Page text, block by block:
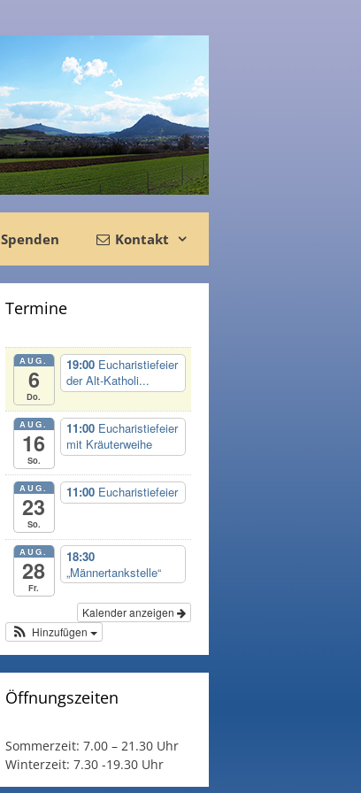
Spenden Kontakt
Termine
AUG.
6
Do.
19:00 Eucharistiefeier
der Alt-Katholi...
AUG.
16
So.
11:00 Eucharistiefeier
mit Kräuterweihe
AUG.
23
So.
11:00 Eucharistiefeier
AUG.
28
Fr.
18:30
„Männertankstelle“
Kalender anzeigen
Hinzufügen
Öffnungszeiten
Sommerzeit: 7.00 – 21.30 Uhr
Winterzeit: 7.30 -19.30 Uhr